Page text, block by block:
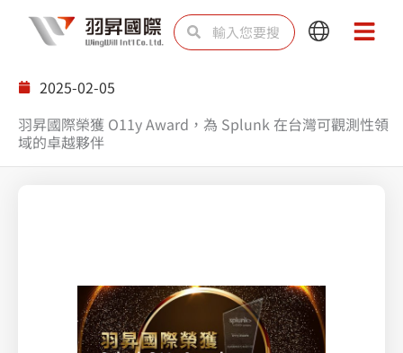
搜
尋 尋
Main
Main
2025-02-05
羽昇國際榮獲 O11y Award，為 Splunk 在台灣可觀測性領
域的卓越夥伴